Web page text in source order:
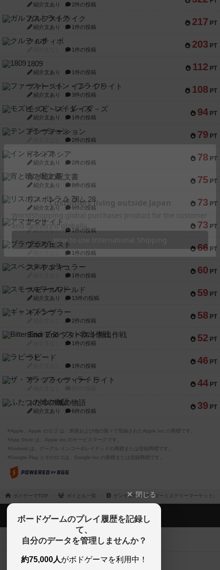
紹介文あり 2件の投稿
217 PT
ガルフストライク
紹介文あり 1件の投稿
203 PT
クルティボ
1件の投稿
112 PT
1809
紹介文あり 1件の投稿
108 PT
ファースト・イン・フライト
紹介文あり 3件の投稿
94 PT
モズビ－ズ・レイダ－ズ
紹介文あり 1件の投稿
79 PT
テンプテーション
2件の投稿
78 PT
インドネシア
紹介文あり 2件の投稿
75 PT
宵と暁の呪文書
紹介文あり 8件の投稿
73 PT
リスボン・トラム 28
紹介文あり 9件の投稿
73 PT
アマナイト
紹介文なし 1件の投稿
66 PT
ブラヴェスト
1件の投稿
60 PT
スペクタキュラー
1件の投稿
59 PT
スモールワールド
紹介文あり 13件の投稿
58 PT
ギャンブラー
2件の投稿
52 PT
Bitter End ブタペスト救出作戦
1件の投稿
46 PT
ラピード
1件の投稿
44 PT
ザ・フラッフィー・ライト
39 PT
ふたつの城の物語
紹介文あり 6件の投稿
※Apple、Apple のロゴ は、米国および他の国々で登録されたApple Inc.の商標です。
※App Store は、Apple Inc.のサービスマークです。
※Android は、グーグル インコーポレイテッドの商標または登録商標です。
※Google Play とそのロゴは、Google Inc.の商標または登録商標です。
ボドゲーマTOP ボドとも一覧 ゲンヤ製作所 マーダーミステリーマーケット
閉じる
ボードゲームのプレイ履歴を記録し
て、
自分のデータを管理しませんか？
約75,000人がボドゲーマを利用中！
ボドゲーマTOP
ボードゲームを検索する
ボードゲームの新着レビュー